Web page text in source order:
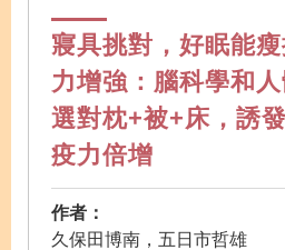
寢具挑對，好眠能
力增強：腦科學和人
選對枕+被+床，誘
疫力倍增
作者：
久保田博南，五日市哲雄